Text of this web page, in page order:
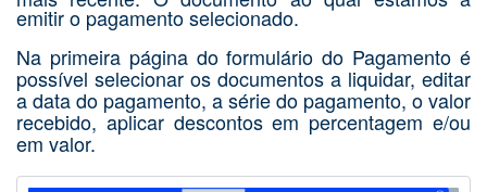
emitir o pagamento selecionado.
Na primeira página do formulário do Pagamento é
possível selecionar os documentos a liquidar, editar
a data do pagamento, a série do pagamento, o valor
recebido, aplicar descontos em percentagem e/ou
em valor.